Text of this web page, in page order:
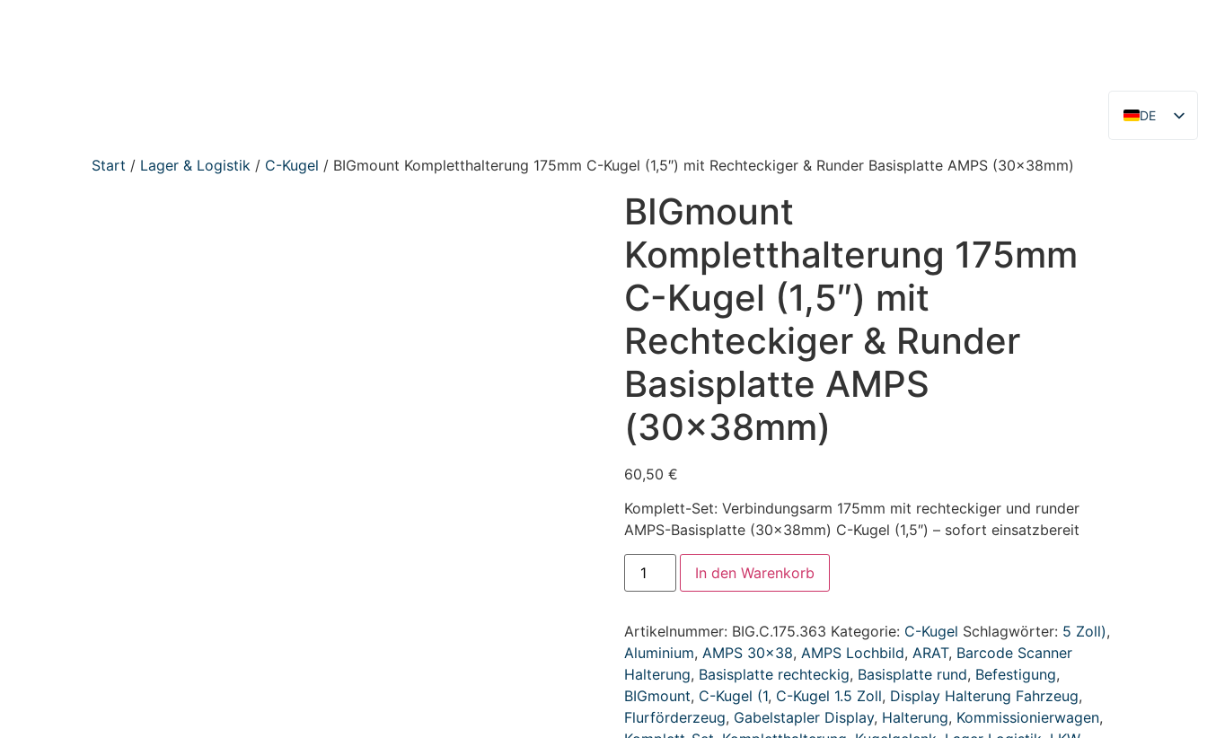
DE
EN
Start / Lager & Logistik / C-Kugel / BIGmount Kompletthalterung 175mm C-Kugel (1,5″) mit Rechteckiger & Runder Basisplatte AMPS (30x38mm)
BIGmount
Kompletthalterung 175mm
C-Kugel (1,5″) mit
Rechteckiger & Runder
Basisplatte AMPS
(30x38mm)
60,50 €
Komplett-Set: Verbindungsarm 175mm mit rechteckiger und runder
AMPS-Basisplatte (30x38mm) C-Kugel (1,5″) – sofort einsatzbereit
In den Warenkorb
Artikelnummer: BIG.C.175.363 Kategorie: C-Kugel Schlagwörter: 5 Zoll),
Aluminium, AMPS 30x38, AMPS Lochbild, ARAT, Barcode Scanner
Halterung, Basisplatte rechteckig, Basisplatte rund, Befestigung,
BIGmount, C-Kugel (1, C-Kugel 1.5 Zoll, Display Halterung Fahrzeug,
Flurförderzeug, Gabelstapler Display, Halterung, Kommissionierwagen,